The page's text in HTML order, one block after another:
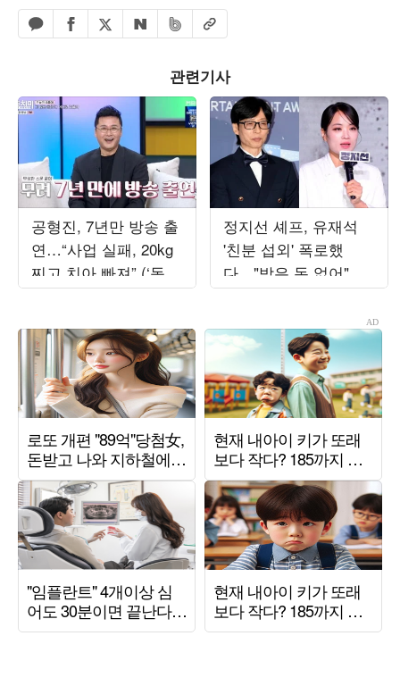
카카오톡 공유하기
페이스북 공유하기
엑스 공유하기
네이버 공유하기
밴드 공유하기
URL복사
관련기사
공형진, 7년만 방송 출
연…“사업 실패, 20kg
찌고 치아 빠져” (‘동치
미’)
정지선 셰프, 유재석
'친분 섭외' 폭로했
다…"받은 돈 없어"
('놀뭐')